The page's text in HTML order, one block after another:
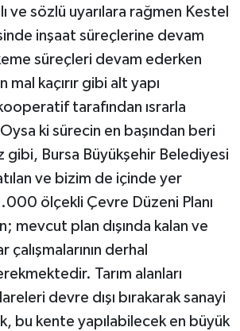
ve sözlü uyarılara rağmen Kestel
inşaat süreçlerine devam
süreçleri devam ederken
mal kaçırır gibi alt yapı
tarafından ısrarla
ki sürecin en başından beri
Bursa Büyükşehir Belediyesi
ve bizim de içinde yer
ölçekli Çevre Düzeni Planı
mevcut plan dışında kalan ve
çalışmalarının derhal
Tarım alanları
devre dışı bırakarak sanayi
bu kente yapılabilecek en büyük